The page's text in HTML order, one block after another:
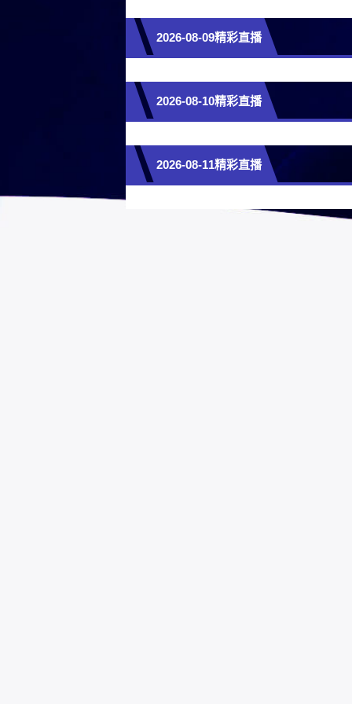
2026-08-09精彩直播
2026-08-10精彩直播
2026-08-11精彩直播